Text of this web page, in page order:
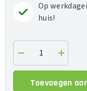
Op
huis!
Verlaag
de
hoeveelheid
voor
Verhoog
de
HD
Toevoegen